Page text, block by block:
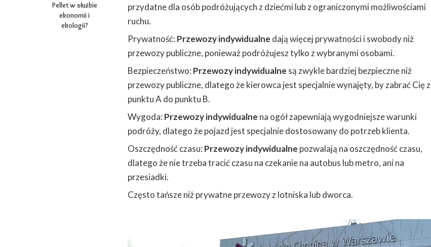
Pellet w służbie
ekonomii i
ekologii?
przydatne dla osób podróżujących z dziećmi lub z ograniczonymi możliwościami
ruchu.
Prywatność: Przewozy indywidualne dają więcej prywatności i swobody niż
przewozy publiczne, ponieważ podróżujesz tylko z wybranymi osobami.
Bezpieczeństwo: Przewozy indywidualne są zwykle bardziej bezpieczne niż
przewozy publiczne, dlatego że kierowca jest specjalnie wynajęty, by zabrać Cię z
punktu A do punktu B.
Wygoda: Przewozy indywidualne na ogół zapewniają wygodniejsze warunki
podróży, dlatego że pojazd jest specjalnie dostosowany do potrzeb klienta.
Oszczędność czasu: Przewozy indywidualne pozwalają na oszczędność czasu,
dlatego że nie trzeba tracić czasu na czekanie na autobus lub metro, ani na
przesiadki.
Często tańsze niż prywatne przewozy z lotniska lub dworca.